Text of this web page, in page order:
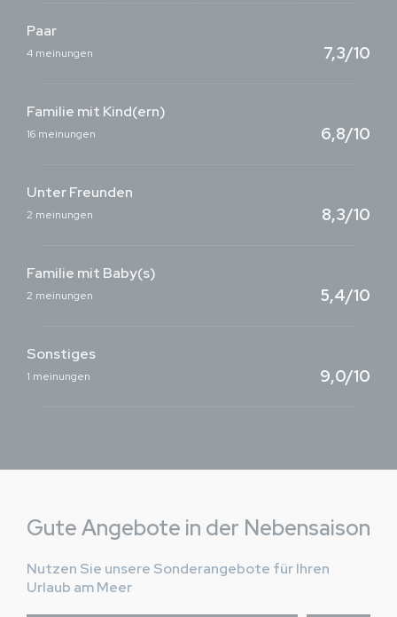
Paar
4 meinungen 7,3/10
Familie mit Kind(ern)
16 meinungen 6,8/10
Unter Freunden
2 meinungen 8,3/10
Familie mit Baby(s)
2 meinungen 5,4/10
Sonstiges
1 meinungen 9,0/10
Gute Angebote in der Nebensaison
Nutzen Sie unsere Sonderangebote für Ihren
Urlaub am Meer